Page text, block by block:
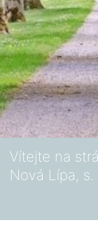
Vítejte na
Nová Lípa, s.